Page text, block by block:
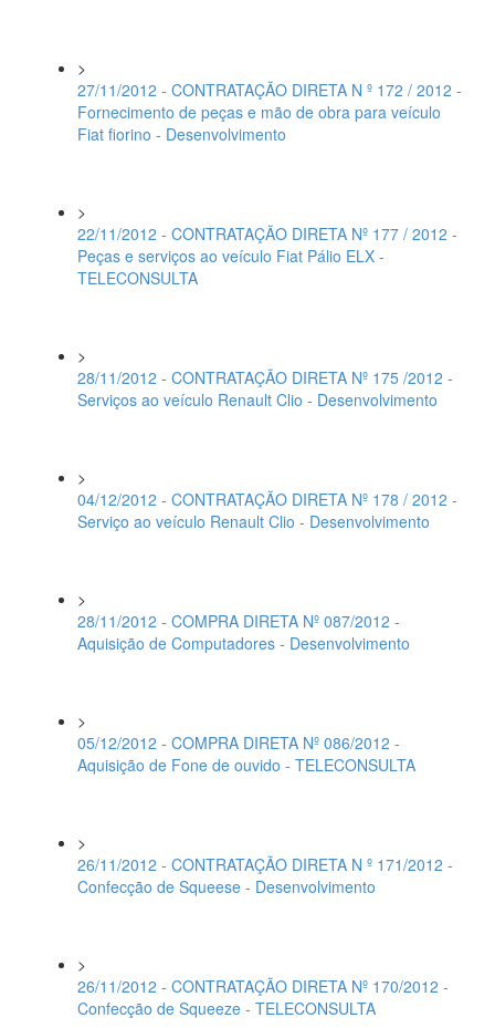
>
27/11/2012 - CONTRATAÇÃO DIRETA N º 172 / 2012 -
Fornecimento de peças e mão de obra para veículo
Fiat fiorino - Desenvolvimento
>
22/11/2012 - CONTRATAÇÃO DIRETA Nº 177 / 2012 -
Peças e serviços ao veículo Fiat Pálio ELX -
TELECONSULTA
>
28/11/2012 - CONTRATAÇÃO DIRETA Nº 175 /2012 -
Serviços ao veículo Renault Clio - Desenvolvimento
>
04/12/2012 - CONTRATAÇÃO DIRETA Nº 178 / 2012 -
Serviço ao veículo Renault Clio - Desenvolvimento
>
28/11/2012 - COMPRA DIRETA Nº 087/2012 -
Aquisição de Computadores - Desenvolvimento
>
05/12/2012 - COMPRA DIRETA Nº 086/2012 -
Aquisição de Fone de ouvido - TELECONSULTA
>
26/11/2012 - CONTRATAÇÃO DIRETA N º 171/2012 -
Confecção de Squeese - Desenvolvimento
>
26/11/2012 - CONTRATAÇÃO DIRETA Nº 170/2012 -
Confecção de Squeeze - TELECONSULTA